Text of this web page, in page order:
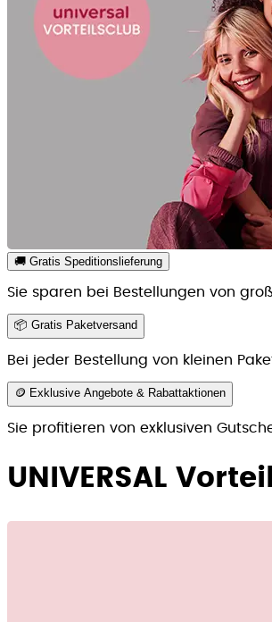
🚚 Gratis Speditionslieferung
Sie sparen bei Bestellungen von
📦 Gratis Paketversand
Bei jeder Bestellung von kleinen
🪙 Exklusive Angebote & Rabattaktionen
Sie profitieren von exklusiven
UNIVERSAL